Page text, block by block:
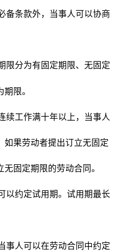
条款外，当事人可以协商
限分为有固定期限、无固定
限。
工作满十年以上，当事人
如果劳动者提出订立无固定
固定期限的劳动合同。
以约定试用期。试用期最长
事人可以在劳动合同中约定